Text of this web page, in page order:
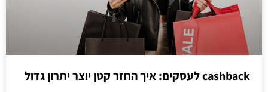
cashback לעסקים: איך החזר קטן יוצר יתרון גדול